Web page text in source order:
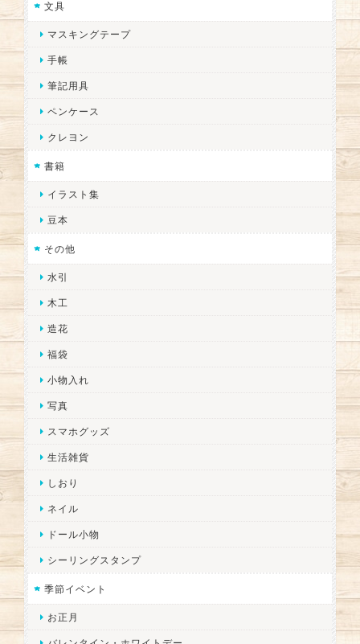
文具
マスキングテープ
手帳
筆記用具
ペンケース
クレヨン
書籍
イラスト集
豆本
その他
水引
木工
造花
福袋
小物入れ
写真
スマホグッズ
生活雑貨
しおり
ネイル
ドール小物
シーリングスタンプ
季節イベント
お正月